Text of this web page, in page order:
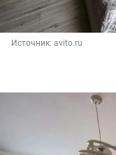
Источник: avito.ru